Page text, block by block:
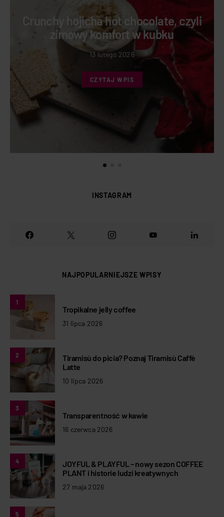
Crunchy hojicha hot chocolate, czyli
zimowy komfort w kubku
13 lutego 2026
CZYTAJ WPIS
INSTAGRAM
NAJPOPULARNIEJSZE WPISY
1
Tropikalne jelly coffee
31 lipca 2026
2
Tiramisù do picia? Poznaj Tiramisù Caffè
Latte
10 lipca 2026
3
Transparentność w kawie
16 czerwca 2026
4
JOYFUL & PLAYFUL – nowy sezon COFFEE
PLANT i historie ludzi kreatywnych
27 maja 2026
5